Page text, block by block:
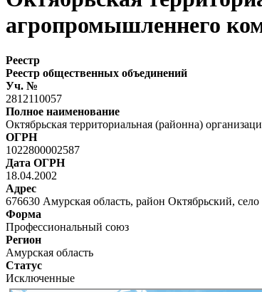
агропромышленнего
Реестр
Реестр общественных объединений
Уч. №
2812110057
Полное наименование
Октябрьская территориальная (районна)
ОГРН
1022800002587
Дата ОГРН
18.04.2002
Адрес
676630 Амурская область, район Октябрьский,
Форма
Профессиональный союз
Регион
Амурская область
Статус
Исключенные